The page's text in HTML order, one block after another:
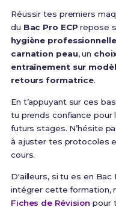
Réussir tes premiers
du Bac Pro ECP repose
hygiène professionnelle
carnation peau, un
entraînement sur
retours formatrice.
En t’appuyant sur ces
tu prends confiance
futurs stages. N’hésite
à ajuster tes protocoles
cours.
D'ailleurs, si tu es en
intégrer cette formation,
Fiches de Révision pour